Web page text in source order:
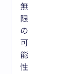
無
限
の
可
能
性